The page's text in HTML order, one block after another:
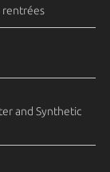
rentrées
and Synthetic